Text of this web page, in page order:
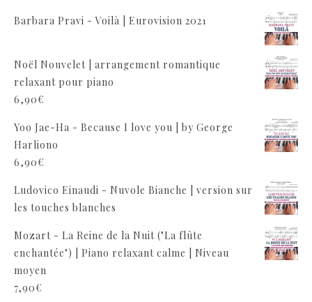
Barbara Pravi - Voilà | Eurovision 2021
Noël Nouvelet | arrangement romantique
relaxant pour piano
6,90€
Yoo Jae-Ha - Because I love you | by George
Harliono
6,90€
Ludovico Einaudi - Nuvole Bianche | version sur
les touches blanches
Mozart - La Reine de la Nuit ("La flûte
enchantée") | Piano relaxant calme | Niveau
moyen
7,90€